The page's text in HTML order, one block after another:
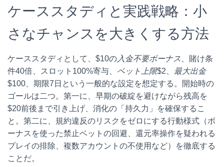
ケーススタディと実践戦略：小
さなチャンスを大きくする方法
ケーススタディとして、$10の 入金不要ボーナス 、賭け条
件40倍、スロット100%寄与、 ベット上限$2、
最大出金
$100、期限7日という一般的な設定を想定する。開始時の
ゴールは二つ。第一に、早期の破綻を避けながら残高を
$20前後まで引き上げ、消化の「持久力」を確保するこ
と。第二に、規約違反のリスクをゼロにする行動様式（ボ
ーナスを使った禁止ベットの回避、還元率操作を疑われる
プレイの排除、複数アカウントの不使用など）を徹底する
ことだ。